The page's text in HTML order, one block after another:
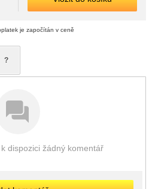
je započítán v ceně
?
dispozici žádný komentář